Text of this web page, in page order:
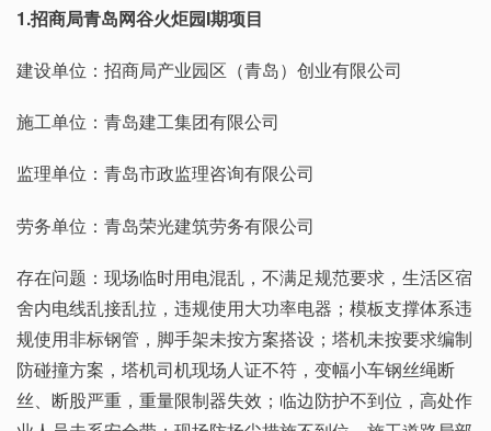
1.招商局青岛网谷火炬园I期项目
建设单位：招商局产业园区（青岛）创业有限公司
施工单位：青岛建工集团有限公司
监理单位：青岛市政监理咨询有限公司
劳务单位：青岛荣光建筑劳务有限公司
存在问题：现场临时用电混乱，不满足规范要求，生活区宿
舍内电线乱接乱拉，违规使用大功率电器；模板支撑体系违
规使用非标钢管，脚手架未按方案搭设；塔机未按要求编制
防碰撞方案，塔机司机现场人证不符，变幅小车钢丝绳断
丝、断股严重，重量限制器失效；临边防护不到位，高处作